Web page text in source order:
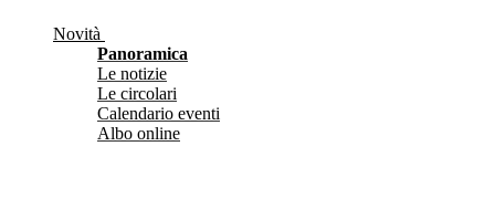
Novità
Panoramica
Le notizie
Le circolari
Calendario eventi
Albo online